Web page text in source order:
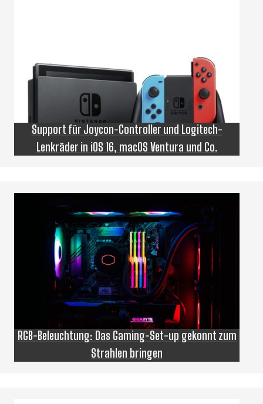
Support für Joycon-Controller und Logitech-
Lenkräder in iOS 16, macOS Ventura und Co.
RGB-Beleuchtung: Das Gaming-Set-up gekonnt zum
Strahlen bringen